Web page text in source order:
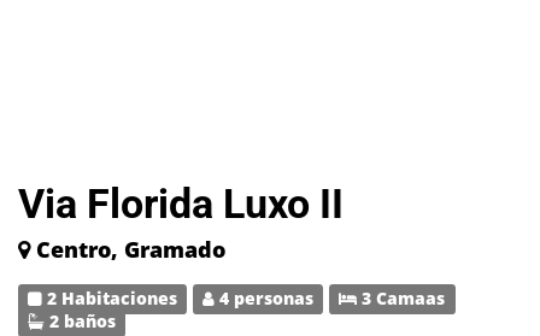
Via Florida Luxo II
Centro, Gramado
2 Habitaciones 4 personas
3 Camaas
2 baños